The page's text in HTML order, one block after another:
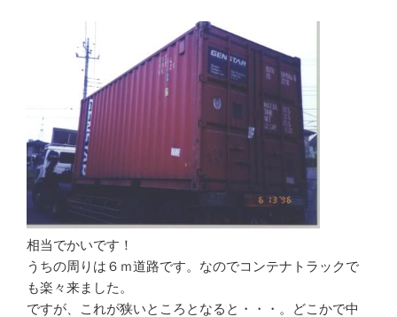
相当でかいです！
うちの周りは６ｍ道路です。なのでコンテナトラックで
も楽々来ました。
ですが、これが狭いところとなると・・・。どこかで中